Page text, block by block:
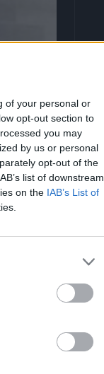
of your personal or
opt-out section to
you may
by us or personal
opt-out of the
list of downstream
on the IAB’s List of
nešto,
slušalice u
ne zna